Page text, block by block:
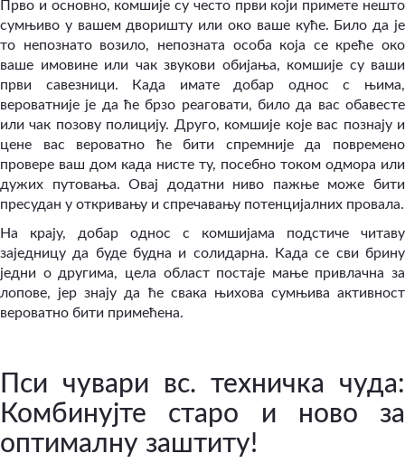
Прво и основно, комшије су често први који примете нешто
сумњиво у вашем дворишту или око ваше куће. Било да је
то непознато возило, непозната особа која се креће око
ваше имовине или чак звукови обијања, комшије су ваши
први савезници. Када имате добар однос с њима,
вероватније је да ће брзо реаговати, било да вас обавесте
или чак позову полицију. Друго, комшије које вас познају и
цене вас вероватно ће бити спремније да повремено
провере ваш дом када нисте ту, посебно током одмора или
дужих путовања. Овај додатни ниво пажње може бити
пресудан у откривању и спречавању потенцијалних провала.
На крају, добар однос с комшијама подстиче читаву
заједницу да буде будна и солидарна. Када се сви брину
једни о другима, цела област постаје мање привлачна за
лопове, јер знају да ће свака њихова сумњива активност
вероватно бити примећена.
Пси чувари вс. техничка чуда:
Комбинујте старо и ново за
оптималну заштиту!